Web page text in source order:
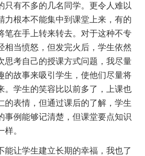
只有不多的几名同学。更令人难以
力根本不能集中到课堂上来，有的
笔在手上转来转去。对于这种不专
相当愤怒，但发完火后，学生依然
思考自己的授课方式问题，我尽量
的故事来吸引学生，使他们尽量将
。学生的笑容比以前多了，上课也
的表情，但通过课后的了解，学生
事例能够记清楚，但课堂要点知识
。
能让学生建立长期的幸福，我也了